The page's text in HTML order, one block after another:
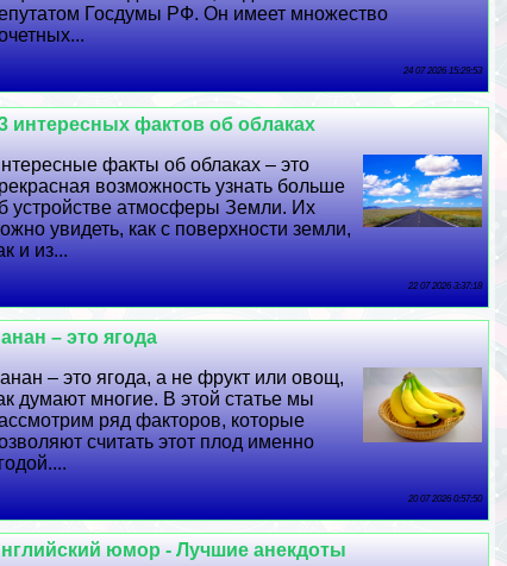
Госдумы РФ. Он имеет множество
24 07 2026 15:29:53
интересных фактов об облаках
факты об облаках – это
возможность узнать больше
устройстве атмосферы Земли. Их
увидеть, как с поверхности земли,
и из...
22 07 2026 3:37:18
– это ягода
– это ягода, а не фрукт или овощ,
думают многие. В этой статье мы
ряд факторов, которые
считать этот плод именно
20 07 2026 0:57:50
юмор - Лучшие анекдоты